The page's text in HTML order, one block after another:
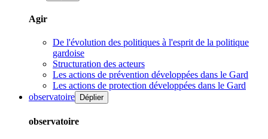
Agir
De l'évolution des politiques à l'esprit de la politique
gardoise
Structuration des acteurs
Les actions de prévention développées dans le Gard
Les actions de protection développées dans le Gard
observatoire
Déplier
observatoire